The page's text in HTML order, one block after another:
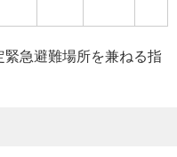
緊急避難場所を兼ねる指